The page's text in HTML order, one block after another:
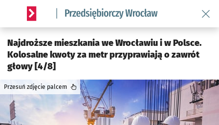
Serwis informacyjny wroclaw.pl podserwis: Strategia
Najdroższe mieszkania we Wrocławiu i w Polsce.
Kolosalne kwoty za metr przyprawiają o zawrót
głowy [4/8]
Przesuń zdjęcie palcem